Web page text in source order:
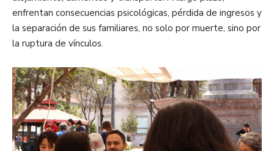
enfrentan consecuencias psicológicas, pérdida de ingresos y
la separación de sus familiares, no solo por muerte, sino por
la ruptura de vínculos.